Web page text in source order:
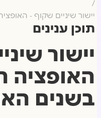
יישור שיניים שקוף -
/
תוכן ענינים
יישור
האופציה
בשנים